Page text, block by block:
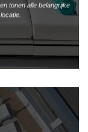
tonen alle belangrijke